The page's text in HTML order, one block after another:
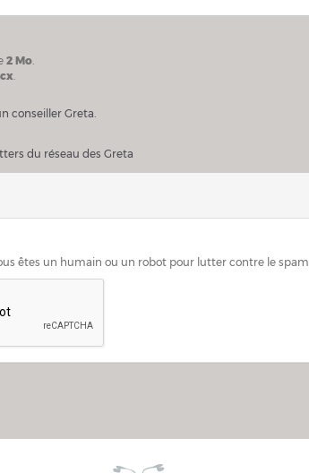
2 Mo
conseiller Greta.
du réseau des Greta
êtes un humain ou un robot pour lutter contre le spam